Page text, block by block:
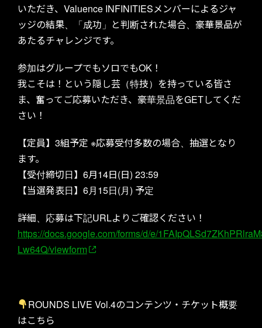
いただき、Valuence INFINITIESメンバーによるジャ
ッジの結果、「成功」と判断された場合、豪華景品が
あたるチャレンジです。
参加はグループでもソロでもOK！
我こそは！という隠し芸（特技）を持っている皆さ
ま、奮ってご応募いただき、豪華景品をGETしてくだ
さい！
【定員】3組予定 ※応募受付多数の場合、抽選となり
ます。
【受付締切日】6月14日(日) 23:59
【当選発表日】6月15日(月) 予定
詳細、応募は下記URLよりご確認ください！
https://docs.google.com/forms/d/e/
Lw64Q/viewform
ROUNDS LIVE Vol.4のコンテンツ・チケット概要
はこちら